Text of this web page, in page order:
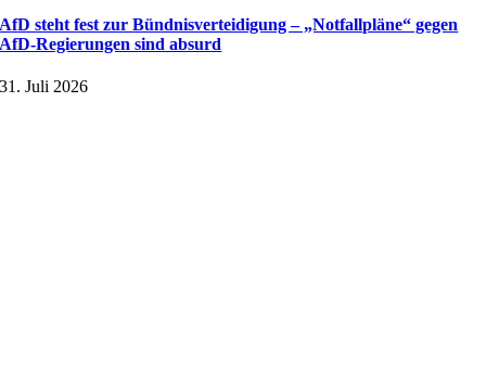
AfD steht fest zur Bündnisverteidigung – „Notfallpläne“ gegen
AfD-Regierungen sind absurd
31. Juli 2026